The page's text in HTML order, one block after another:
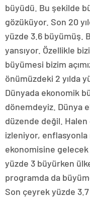
büyüdü. Bu şekilde
gözüküyor. Son 20
yüzde 3.6 büyümüş.
yansıyor. Özellikle
büyümesi bizim
önümüzdeki 2 yılda
Dünyada ekonomik
dönemdeyiz. Dünya
düzende değil. Halen
izleniyor,
ekonomisine
yüzde 3 büyürken
programda da
Son çeyrek yüzde